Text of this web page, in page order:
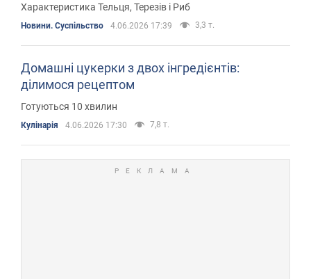
Характеристика Тельця, Терезів і Риб
Новини. Суспільство 4.06.2026 17:39 3,3 т.
Домашні цукерки з двох інгредієнтів:
ділимося рецептом
Готуються 10 хвилин
Кулінарія 4.06.2026 17:30 7,8 т.